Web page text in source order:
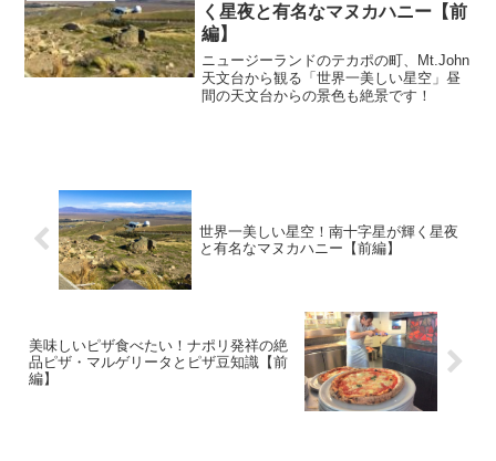
く星夜と有名なマヌカハニー【前
編】
ニュージーランドのテカポの町、Mt.John
天文台から観る「世界一美しい星空」昼
間の天文台からの景色も絶景です！
世界一美しい星空！南十字星が輝く星夜
と有名なマヌカハニー【前編】
美味しいピザ食べたい！ナポリ発祥の絶
品ピザ・マルゲリータとピザ豆知識【前
編】